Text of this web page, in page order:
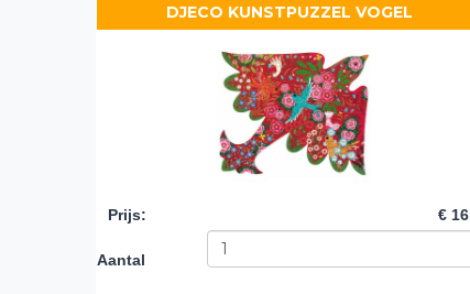
DJECO KUNSTPUZZEL VOGEL
Prijs: €
Aantal